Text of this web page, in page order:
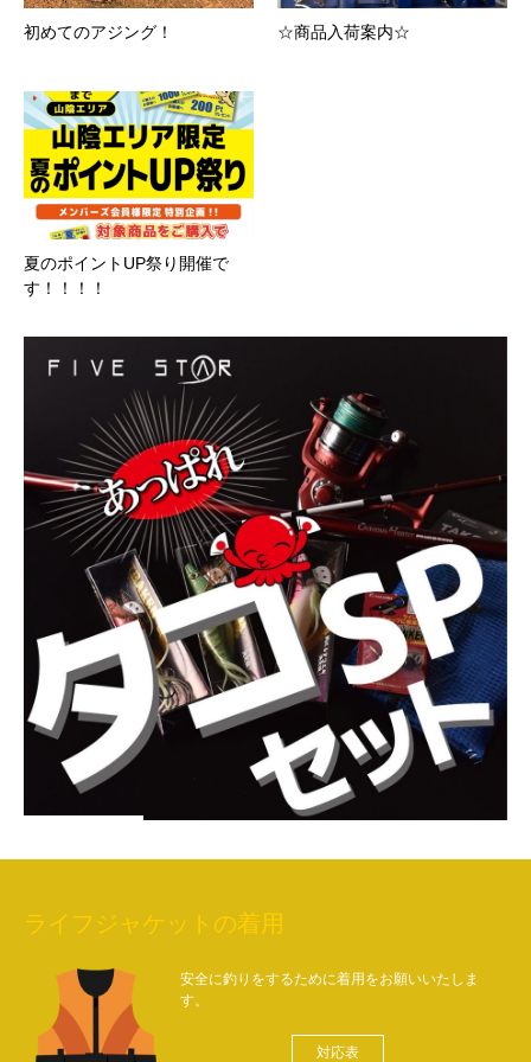
初めてのアジング！ ☆商品入荷案内☆
夏のポイントUP祭り開催で
す！！！！
ライフジャケットの着用
安全に釣りをするために着用をお願いいたしま
す。
対応表